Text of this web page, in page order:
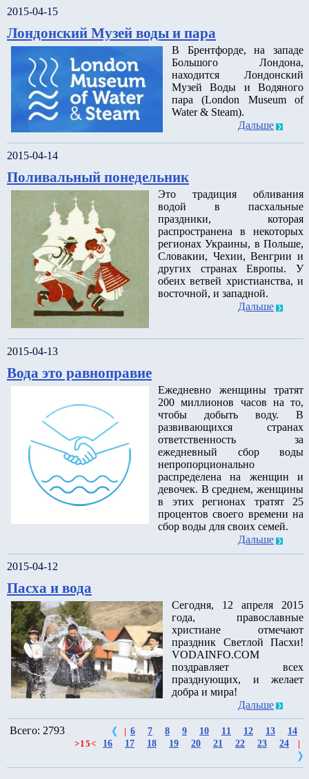
2015-04-15
Лондонский Музей воды и пара
В Брентфорде, на западе
Большого Лондона,
находится Лондонский
Музей Воды и Водяного
пара (London Museum of
Water & Steam).
Дальше
2015-04-14
Поливальный понедельник
Это традиция обливания
водой в пасхальные
праздники, которая
распространена в некоторых
регионах Украины, в Польше,
Словакии, Чехии, Венгрии и
других странах Европы. У
обеих ветвей христианства, и
восточной, и западной.
Дальше
2015-04-13
Вода это равноправие
Ежедневно женщины тратят
200 миллионов часов на то,
чтобы добыть воду. В
развивающихся странах
ответственность за
ежедневный сбор воды
непропорционально
распределена на женщин и
девочек. В среднем, женщины
в этих регионах тратят 25
процентов своего времени на
сбор воды для своих семей.
Дальше
2015-04-12
Пасха и вода
Сегодня, 12 апреля 2015
года, православные
христиане отмечают
праздник Светлой Пасхи!
VODAINFO.COM
поздравляет всех
празднующих, и желает
добра и мира!
Дальше
Всего: 2793 6 7 8 9 10 11 12 13 14
>15< 16 17 18 19 20 21 22 23 24